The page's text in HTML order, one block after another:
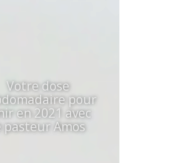
Votre dose
pour
en 2021 avec
pasteur Amos